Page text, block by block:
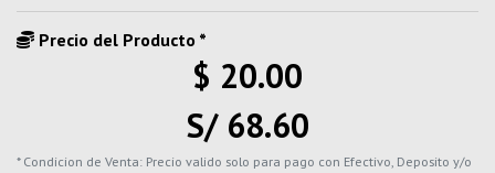
Precio del Producto *
$ 20.00
S/ 68.60
* Condicion de Venta: Precio valido solo para pago con Efectivo, Deposito y/o